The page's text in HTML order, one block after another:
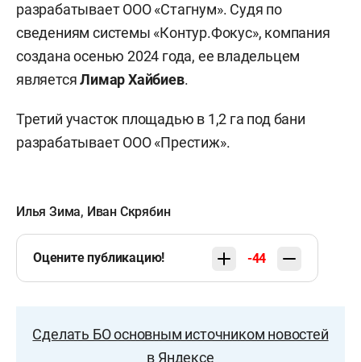
разрабатывает ООО «Стагнум». Судя по
сведениям системы «Контур.Фокус», компания
создана осенью 2024 года, ее владельцем
являетсяЛимар Хайбиев.
Третий участок площадью в 1,2 га под бани
разрабатывает ООО «Престиж».
Илья Зима, Иван Скрябин
Оцените публикацию! -44
Сделать БО основным источником новостей
в Яндексе